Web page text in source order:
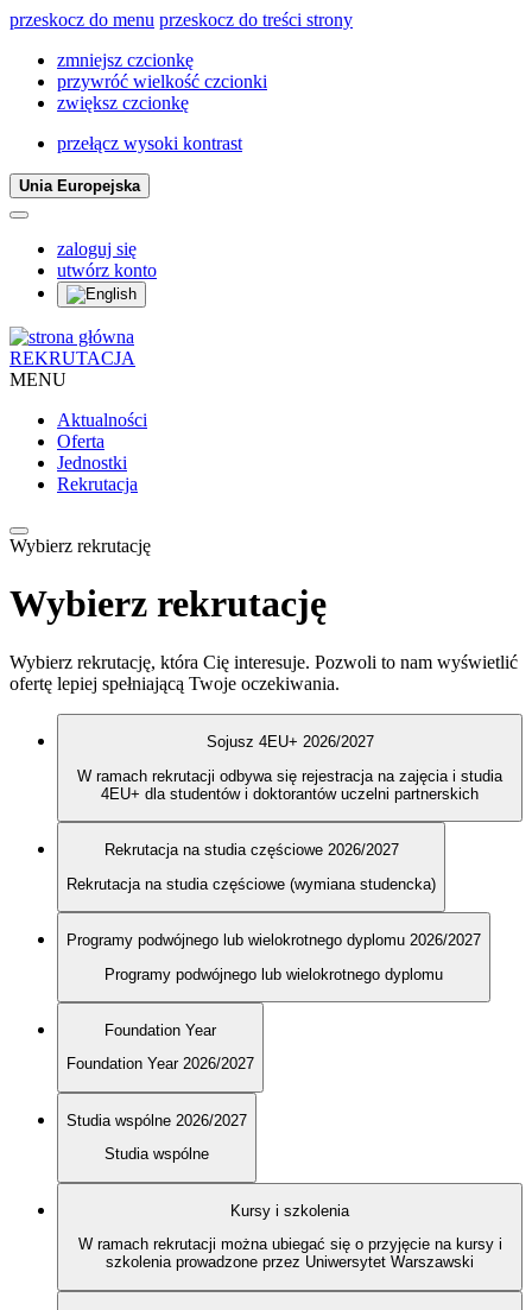
przeskocz do menu przeskocz do treści strony
zmniejsz czcionkę
przywróć wielkość czcionki
zwiększ czcionkę
przełącz wysoki kontrast
Unia Europejska
zaloguj się
utwórz konto
REKRUTACJA
MENU
Aktualności
Oferta
Jednostki
Rekrutacja
Wybierz rekrutację
Wybierz rekrutację
Wybierz rekrutację, która Cię interesuje. Pozwoli to nam wyświetlić
ofertę lepiej spełniającą Twoje oczekiwania.
Sojusz 4EU+ 2026/2027
W ramach rekrutacji odbywa się rejestracja na zajęcia i studia
4EU+ dla studentów i doktorantów uczelni partnerskich
Rekrutacja na studia częściowe 2026/2027
Rekrutacja na studia częściowe (wymiana studencka)
Programy podwójnego lub wielokrotnego dyplomu 2026/2027
Programy podwójnego lub wielokrotnego dyplomu
Foundation Year
Foundation Year 2026/2027
Studia wspólne 2026/2027
Studia wspólne
Kursy i szkolenia
W ramach rekrutacji można ubiegać się o przyjęcie na kursy i
szkolenia prowadzone przez Uniwersytet Warszawski